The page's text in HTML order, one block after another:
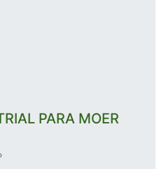
PARA MOER